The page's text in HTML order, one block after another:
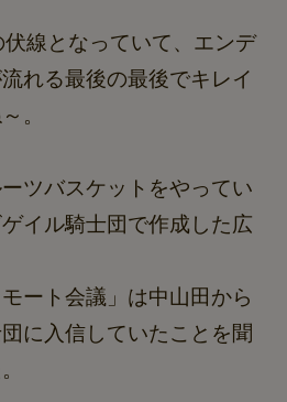
線となっていて、エンデ
れる最後の最後でキレイ
。
ーツバスケットをやってい
イル騎士団で作成した広
ート会議」は中山田から
に入信していたことを聞